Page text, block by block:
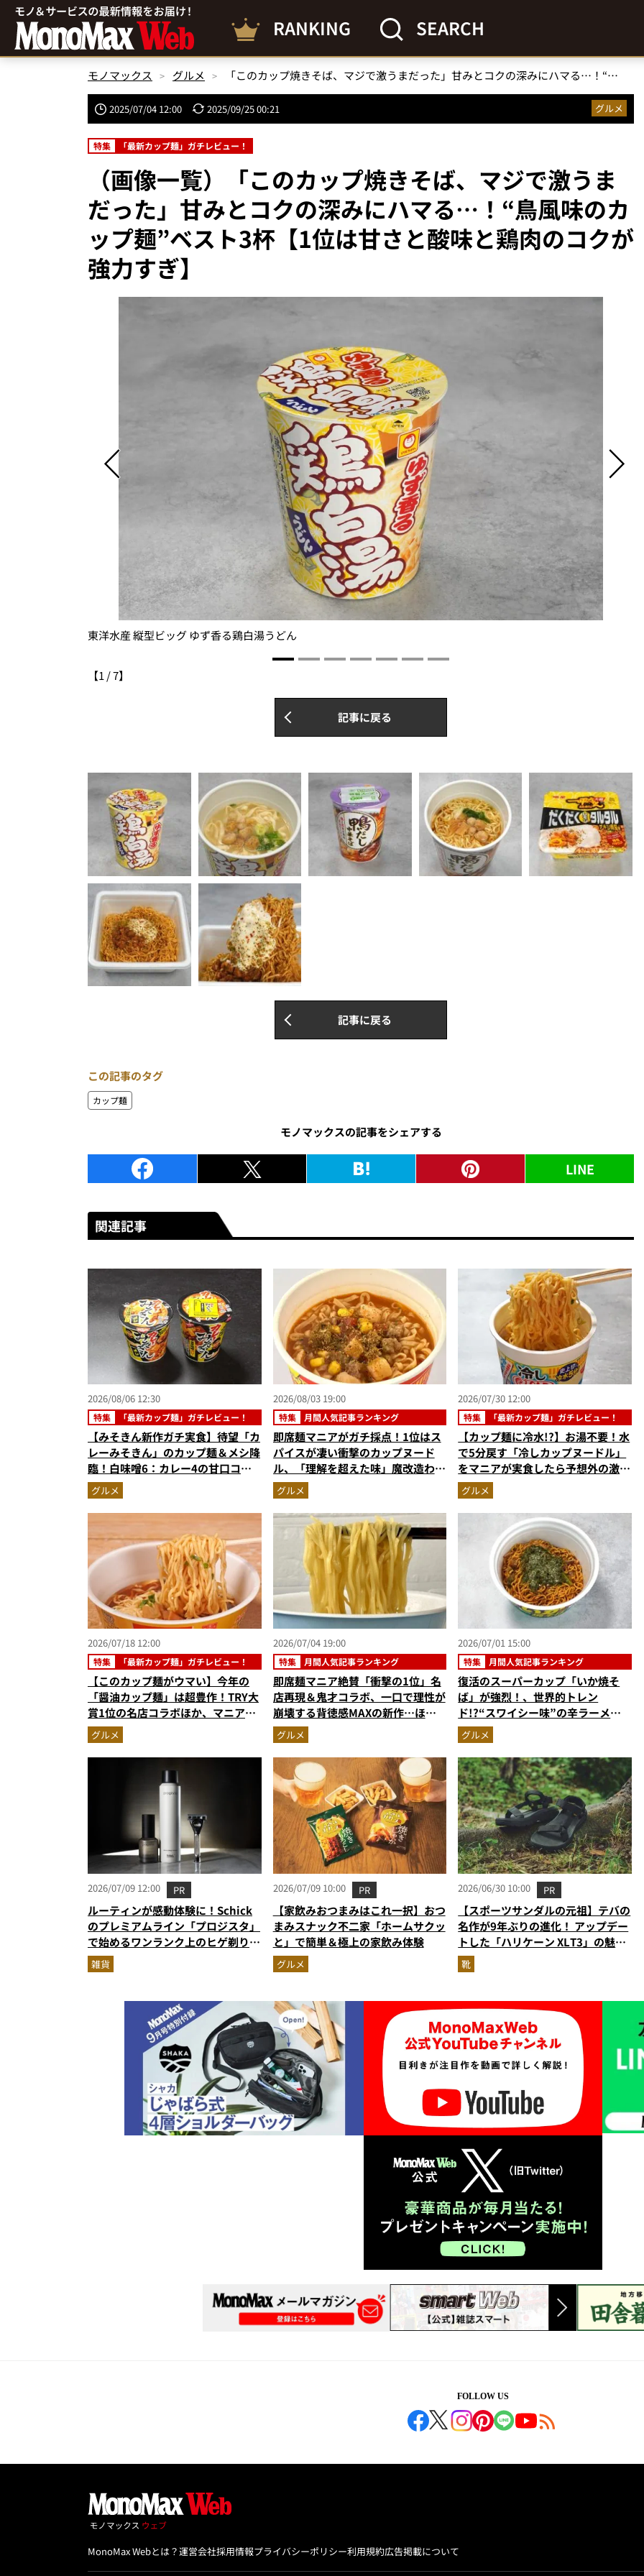
RANKING SEARCH
モノマックス グルメ 「このカップ焼きそば、マジで激うまだった」甘みとコクの深みにハマる…！“鳥風味のカップ麺”ベスト3杯【1位は甘さと酸味と鶏肉のコクが強力すぎ】
2025/07/04 12:00 2025/09/25 00:21 グルメ
特集 「最新カップ麺」ガチレビュー！
（画像一覧）「このカップ焼きそば、マジで激うま
だった」甘みとコクの深みにハマる…！“鳥風味のカ
ップ麺”ベスト3杯【1位は甘さと酸味と鶏肉のコクが
強力すぎ】
東洋水産 縦型ビッグ ゆず香る鶏白湯うどん
【1 /7】
記事に戻る
記事に戻る
この記事のタグ
カップ麺
モノマックスの記事をシェアする
LINE
関連記事
2026/08/06 12:30
特集 「最新カップ麺」ガチレビュー！
【みそきん新作ガチ実食】待望「カ
レーみそきん」のカップ麺＆メシ降
臨！白味噌6：カレー4の甘口コク
旨スープ＆ゴロッと大ぶりポテトに
歓喜
グルメ
2026/08/03 19:00
特集 月間人気記事ランキング
即席麺マニアがガチ採点！1位はス
パイスが凄い衝撃のカップヌード
ル、「理解を超えた味」魔改造わか
めラーメン…ほか【カップ麺の人気
記事ランキングベスト3】（2026年
6月版）
グルメ
2026/07/30 12:00
特集 「最新カップ麺」ガチレビュー！
【カップ麺に冷水!?】お湯不要！水
で5分戻す「冷しカップヌードル」
をマニアが実食したら予想外の激ウ
マ新体験だった
グルメ
2026/07/18 12:00
特集 「最新カップ麺」ガチレビュー！
【このカップ麺がウマい】今年の
「醤油カップ麺」は超豊作！TRY大
賞1位の名店コラボほか、マニア激
推しの3杯を徹底レビュー
グルメ
2026/07/04 19:00
特集 月間人気記事ランキング
即席麺マニア絶賛「衝撃の1位」名
店再現＆鬼才コラボ、一口で理性が
崩壊する背徳感MAXの新作…ほか
【カップ麺の人気記事ランキングベ
スト3】（2026年5月版）
グルメ
2026/07/01 15:00
特集 月間人気記事ランキング
復活のスーパーカップ「いか焼そ
ば」が強烈！、世界的トレン
ド!?“スワイシー味”の辛ラーメ
ン…ほか【カップ焼きそばの人気記
事ランキングベスト3】（2026年5
月版）
グルメ
2026/07/09 12:00 PR
ルーティンが感動体験に！Schick
のプレミアムライン「プロジスタ」
で始めるワンランク上のヒゲ剃り習
慣
雑貨
2026/07/09 10:00 PR
【家飲みおつまみはこれ一択】おつ
まみスナック不二家「ホームサクッ
と」で簡単＆極上の家飲み体験
グルメ
2026/06/30 10:00 PR
【スポーツサンダルの元祖】テバの
名作が9年ぶりの進化！ アップデー
トした「ハリケーン XLT3」の魅力
を識者があらゆる角度から徹底解
説！
靴
FOLLOW US
MonoMax Webとは？運営会社採用情報プライバシーポリシー利用規約広告掲載について